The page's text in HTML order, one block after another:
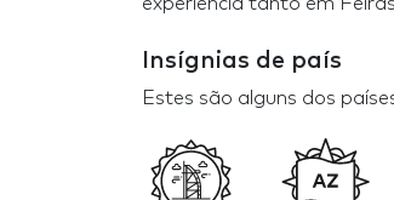
Insígnias de país
Estes são alguns dos